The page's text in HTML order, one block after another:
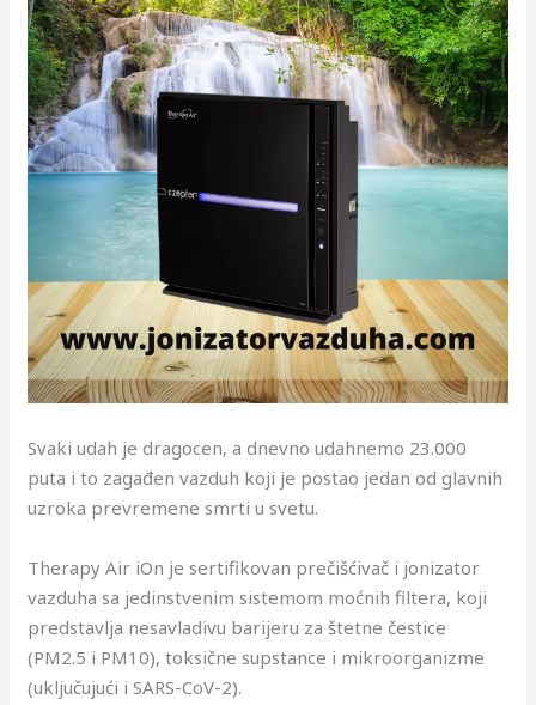
Svaki udah je dragocen, a dnevno udahnemo 23.000
puta i to zagađen vazduh koji je postao jedan od glavnih
uzroka prevremene smrti u svetu.
Therapy Air iOn je sertifikovan prečišćivač i jonizator
vazduha sa jedinstvenim sistemom moćnih filtera, koji
predstavlja nesavladivu barijeru za štetne čestice
(PM2.5 i PM10), toksične supstance i mikroorganizme
(uključujući i SARS-CoV-2).